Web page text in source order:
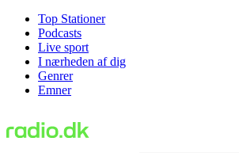
Top Stationer
Podcasts
Live sport
I nærheden af dig
Genrer
Emner